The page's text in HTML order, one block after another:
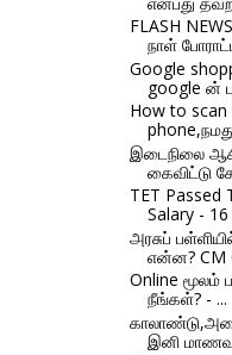
FLASH
நாள்
Google
google ன்
How to
இடைநிலை
கைவிட்டு
TET Passed
Salary -
அரசுப்
என்ன? CM
Online
நீங்கள்? - ...
இனி